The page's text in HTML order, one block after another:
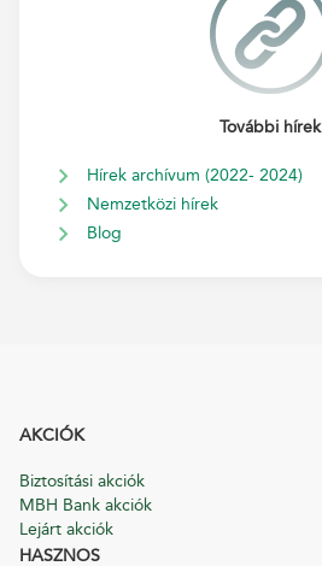
További hírek
Hírek archívum (2022- 2024)
Nemzetközi hírek
Blog
AKCIÓK
Biztosítási akciók
MBH Bank akciók
Lejárt akciók
HASZNOS